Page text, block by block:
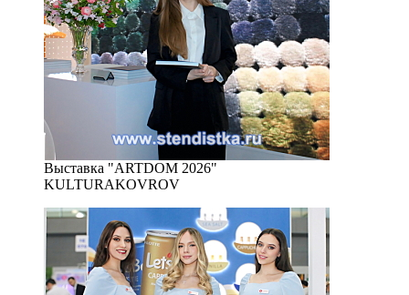
Выставка "ARTDOM 2026"
KULTURAKOVROV